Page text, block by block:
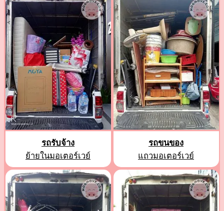
รถรับจ้าง
ย้ายในมอเตอร์เวย์
รถขนของ
แถวมอเตอร์เวย์